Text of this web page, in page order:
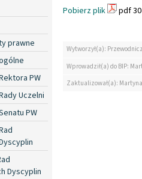
prawne
PW
Uczelni
PW
Dyscyplin
Pobierz plik
pdf
Wytworzył(a):
Wprowadził(a) do BIP:
Zaktualizował(a):